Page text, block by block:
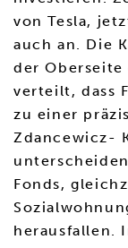
von Tesla,
auch an. Die
der Oberseite
verteilt, dass
zu einer
Zdancewicz-
Fonds,
herausfallen.